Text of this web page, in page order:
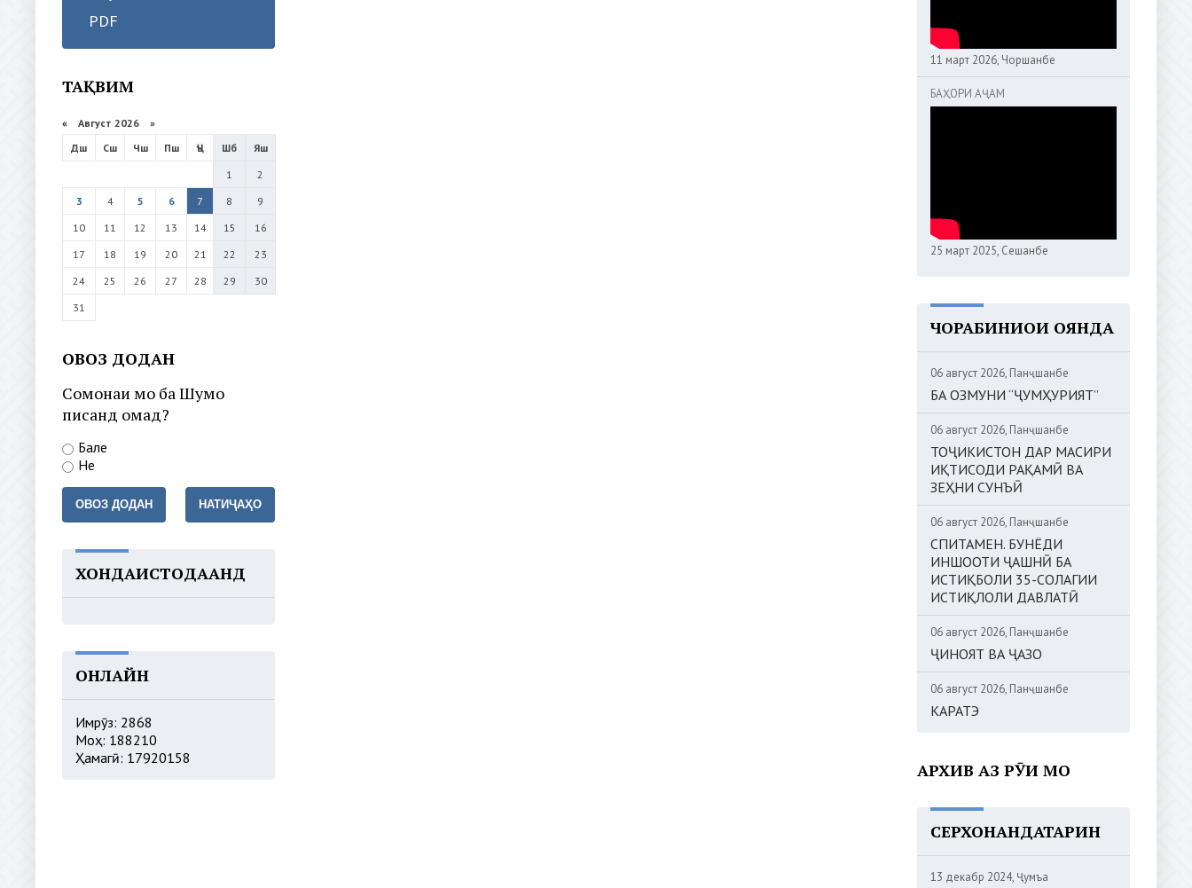
PDF
ТАҚВИМ
« Август 2026 »
Дш
Сш Чш Пш Ҷъ Шб
Яш
1
2
3
4 5 6 7 8
9
10
11 12 13 14 15
16
17
18 19 20 21 22
23
24
25 26 27 28 29
30
31
ОВОЗ ДОДАН
Сомонаи мо ба Шумо
писанд омад?
Бале
Не
ОВОЗ ДОДАН НАТИҶАҲО
ХОНДАИСТОДААНД
ОНЛАЙН
Имрӯз: 2868
Моҳ: 188210
Ҳамагӣ: 17920158
11 март 2026, Чоршанбе
БАҲОРИ АҶАМ
25 март 2025, Сешанбе
ЧОРАБИНИҲОИ ОЯНДА
06 август 2026, Панҷшанбе
БА ОЗМУНИ “ҶУМҲУРИЯТ”
06 август 2026, Панҷшанбе
ТОҶИКИСТОН ДАР МАСИРИ
ИҚТИСОДИ РАҚАМӢ ВА
ЗЕҲНИ СУНЪӢ
06 август 2026, Панҷшанбе
СПИТАМЕН. БУНЁДИ
ИНШООТИ ҶАШНӢ БА
ИСТИҚБОЛИ 35-СОЛАГИИ
ИСТИҚЛОЛИ ДАВЛАТӢ
06 август 2026, Панҷшанбе
ҶИНОЯТ ВА ҶАЗО
06 август 2026, Панҷшанбе
КАРАТЭ
АРХИВ АЗ РӮИ МОҲ
СЕРХОНАНДАТАРИН
13 декабр 2024, Ҷумъа